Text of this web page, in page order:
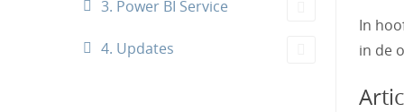
3. Power BI Service
4. Updates
In
in de